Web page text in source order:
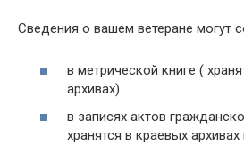
Сведения о вашем ветеране могут
в метрической книге (
архивах)
в записях актов
хранятся в краевых